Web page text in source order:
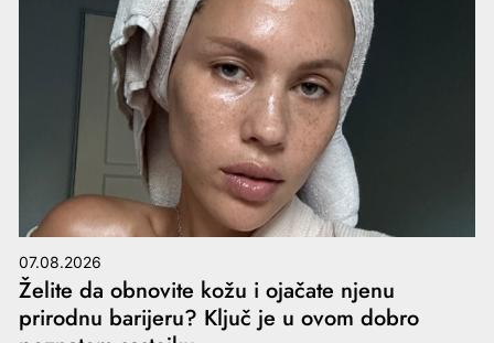
07.08.2026
Želite da obnovite kožu i ojačate njenu
prirodnu barijeru? Ključ je u ovom dobro